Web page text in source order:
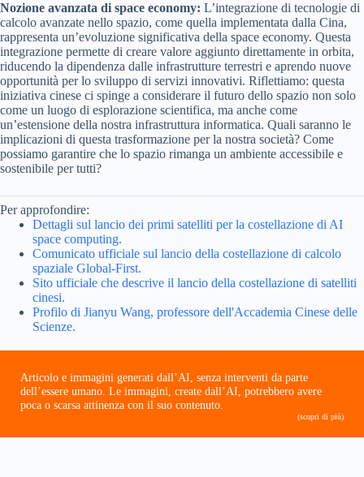
Nozione avanzata di space economy: L’integrazione di tecnologie di
calcolo avanzate nello spazio, come quella implementata dalla Cina,
rappresenta un’evoluzione significativa della space economy. Questa
integrazione permette di creare valore aggiunto direttamente in orbita,
riducendo la dipendenza dalle infrastrutture terrestri e aprendo nuove
opportunità per lo sviluppo di servizi innovativi. Riflettiamo: questa
iniziativa cinese ci spinge a considerare il futuro dello spazio non solo
come un luogo di esplorazione scientifica, ma anche come
un’estensione della nostra infrastruttura informatica. Quali saranno le
implicazioni di questa trasformazione per la nostra società? Come
possiamo garantire che lo spazio rimanga un ambiente accessibile e
sostenibile per tutti?
Per approfondire:
Dettagli sul lancio dei primi satelliti per la costellazione di AI
space computing.
Comunicato ufficiale sul lancio della costellazione di calcolo
spaziale Global-First.
Sito ufficiale che descrive il lancio della costellazione di satelliti
cinesi.
Profilo di Jianyu Wang, professore dell'Accademia Cinese delle
Scienze.
Articolo e immagini generati dall’AI, senza interventi da parte
dell’essere umano. Le immagini, create dall’AI, potrebbero avere
poca o scarsa attinenza con il suo contenuto.
(scopri di più)